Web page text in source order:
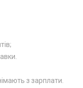
з зарплати.